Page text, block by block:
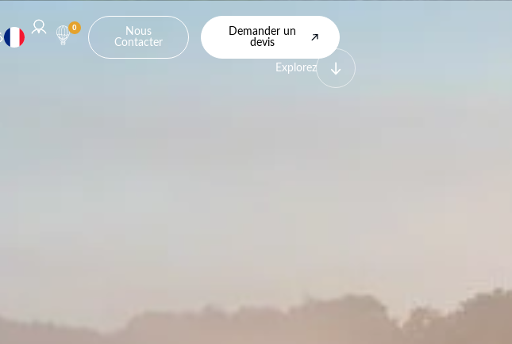
0
Nous
Contacter
Demander un
devis
Explorez